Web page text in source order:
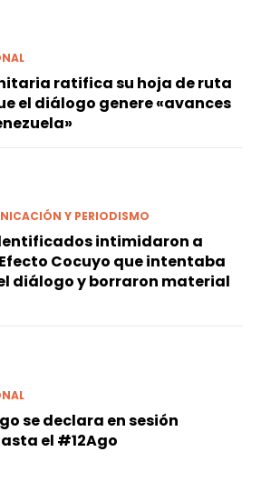
ratifica su hoja de ruta
el diálogo genere «avances
Y PERIODISMO
intimidaron a
Cocuyo que intentaba
diálogo y borraron material
se declara en sesión
el #12Ago